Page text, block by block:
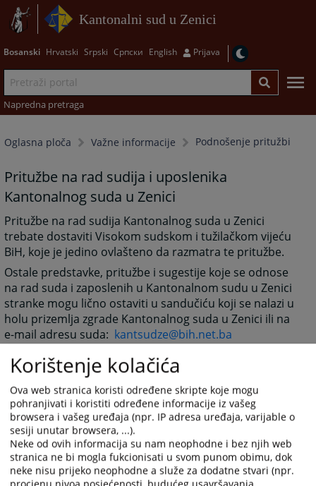
Kantonalni sud u Zenici
Bosanski Hrvatski Srpski Српски English Prijava
Napredna pretraga
Oglasna ploča Važne informacije Podnošenje pritužbi
Pritužbe na rad sudija i uposlenika
Kantonalnog suda u Zenici
Pritužbe na rad sudija Kantonalnog suda u Zenici
trebate dostaviti Visokom sudskom i tužilačkom vijeću
BiH, koje je jedino ovlašteno da razmatra te pritužbe.
Ostale predstavke, pritužbe i sugestije koje se odnose
na rad suda i zaposlenih u Kantonalnom sudu u Zenici
stranke mogu lično ostaviti u sandučiću koji se nalazi u
holu prizemlja zgrade Kantonalnog suda u Zenici ili na
e-mail adresu suda: kantsudze@bih.net.ba
6757PREGLEDA
Korištenje kolačića
Ova web stranica koristi određene skripte koje mogu
pohranjivati i koristiti određene informacije iz vašeg
browsera i vašeg uređaja (npr. IP adresa uređaja, varijable o
sesiji unutar browsera, ...).
Neke od ovih informacija su nam neophodne i bez njih web
stranica ne bi mogla fukcionisati u svom punom obimu, dok
neke nisu prijeko neophodne a služe za dodatne stvari (npr.